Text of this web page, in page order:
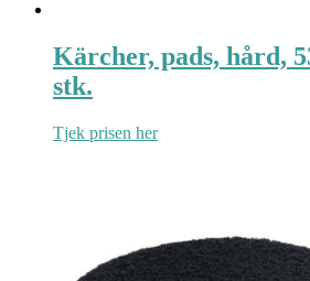
Kärcher, pads, hård,
stk.
Tjek prisen her